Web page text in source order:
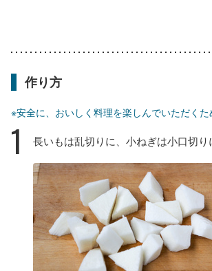
作り方
※安全に、おいしく料理を楽しんでいただくた
1 長いもは乱切りに、小ねぎは小口切り